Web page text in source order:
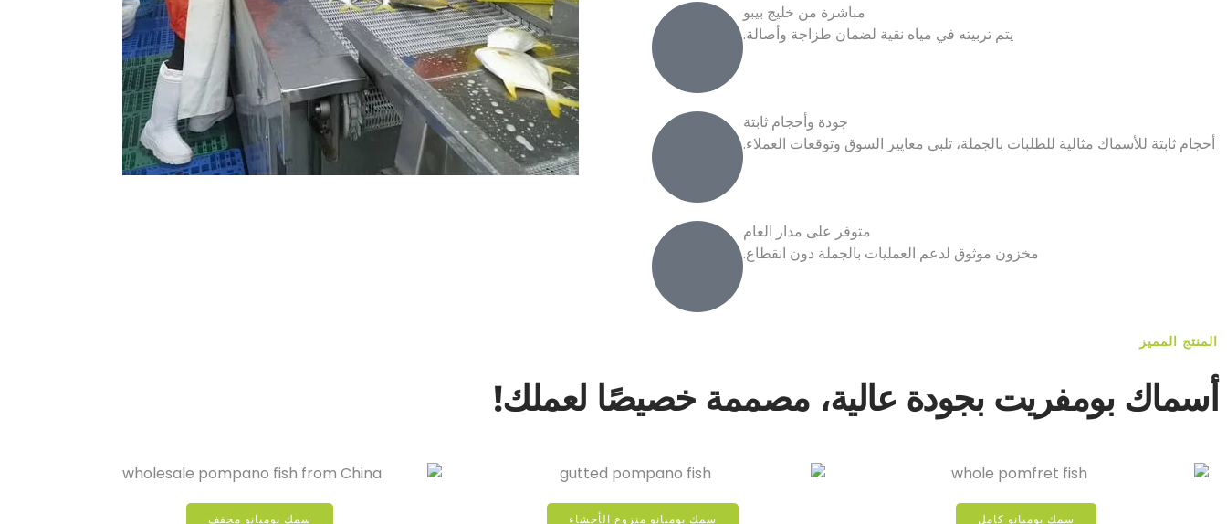
مباشرة من خليج بيبو
يتم تربيته في مياه نقية لضمان طزاجة وأصالة.
جودة وأحجام ثابتة
أحجام ثابتة للأسماك مثالية للطلبات بالجملة، تلبي معايير السوق وتوقعات العملاء.
متوفر على مدار العام
مخزون موثوق لدعم العمليات بالجملة دون انقطاع.
المنتج المميز
أسماك بومفريت بجودة عالية، مصممة خصيصًا لعملك!
سمك بومبانو كامل سمك بومبانو منزوع الأحشاء سمك بومبانو مجفف